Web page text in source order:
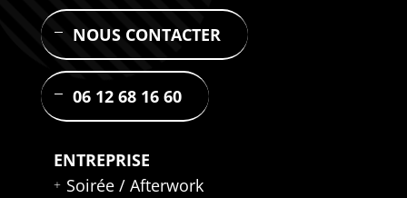
NOUS CONTACTER
06 12 68 16 60
ENTREPRISE
Soirée / Afterwork